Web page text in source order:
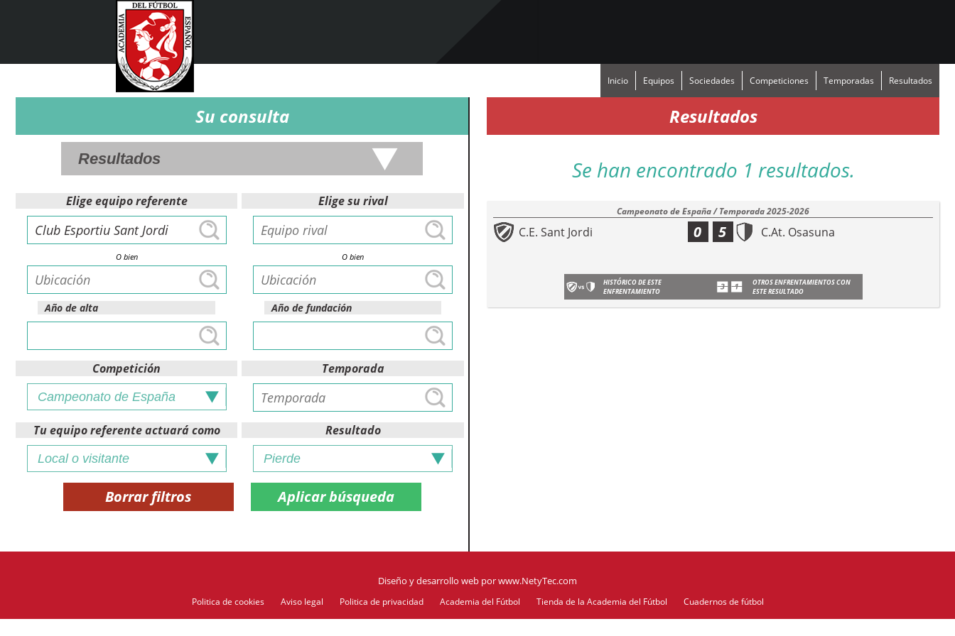
Inicio Equipos Sociedades Competiciones Temporadas Resultados
Su consulta
Elige equipo referente
O bien
Año de alta
Elige su rival
O bien
Año de fundación
Competición Temporada
Tu equipo referente actuará como Resultado
Borrar filtros
Resultados
Se han encontrado 1 resultados.
Campeonato de España / Temporada 2025-2026
C.E. Sant Jordi 0 C.At. Osasuna
5
HISTÓRICO DE ESTE
ENFRENTAMIENTO
OTROS ENFRENTAMIENTOS CON
ESTE RESULTADO
Diseño y desarrollo web porwww.NetyTec.com
Politica de cookies Aviso legal Politica de privacidad Academia del Fútbol Tienda de la Academia del Fútbol Cuadernos de fútbol